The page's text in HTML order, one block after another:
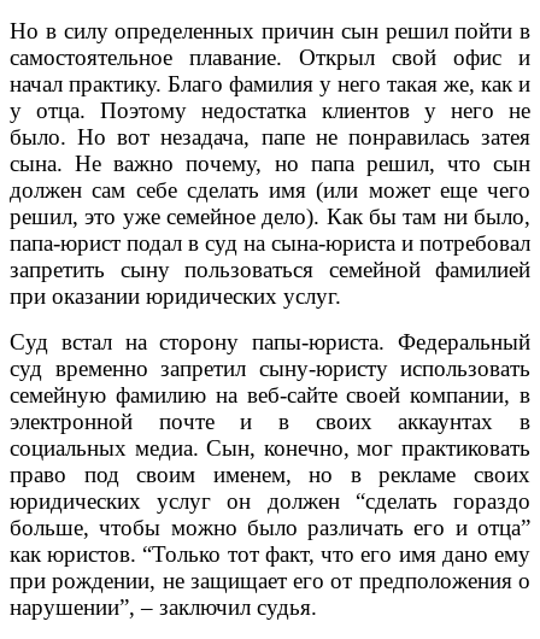
Но в силу определенных причин сын решил пойти в
самостоятельное плавание. Открыл свой офис и
начал практику. Благо фамилия у него такая же, как и
у отца. Поэтому недостатка клиентов у него не
было. Но вот незадача, папе не понравилась затея
сына. Не важно почему, но папа решил, что сын
должен сам себе сделать имя (или может еще чего
решил, это уже семейное дело). Как бы там ни было,
папа-юрист подал в суд на сына-юриста и потребовал
запретить сыну пользоваться семейной фамилией
при оказании юридических услуг.
Суд встал на сторону папы-юриста. Федеральный
суд временно запретил сыну-юристу использовать
семейную фамилию на веб-сайте своей компании, в
электронной почте и в своих аккаунтах в
социальных медиа. Сын, конечно, мог практиковать
право под своим именем, но в рекламе своих
юридических услуг он должен “сделать гораздо
больше, чтобы можно было различать его и отца”
как юристов. “Только тот факт, что его имя дано ему
при рождении, не защищает его от предположения о
нарушении”, – заключил судья.